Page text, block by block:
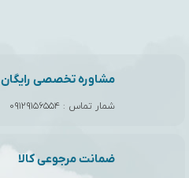
مشاوره تخصصی رایگان
شمار تماس : ۰۹۱۲۹۱۵۶۵۵۴
ضمانت مرجوعی کالا